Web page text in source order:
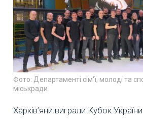
Фото: Департаменті сім'ї, молоді та
міськради
Харків’яни виграли Кубок